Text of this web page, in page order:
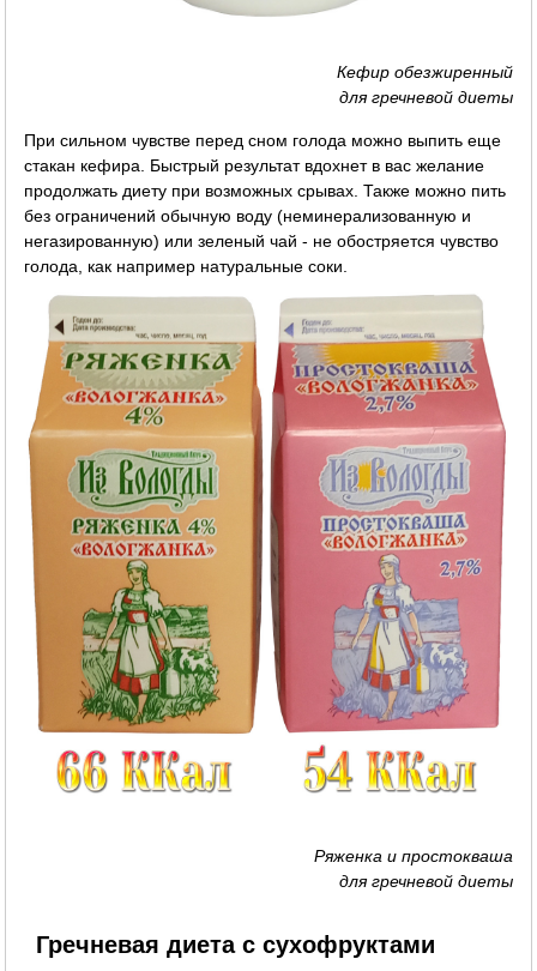
Кефир обезжиренный
для гречневой диеты
При сильном чувстве перед сном голода можно выпить еще
стакан кефира. Быстрый результат вдохнет в вас желание
продолжать диету при возможных срывах. Также можно пить
без ограничений обычную воду (неминерализованную и
негазированную) или зеленый чай - не обостряется чувство
голода, как например натуральные соки.
Ряженка и простокваша
для гречневой диеты
Гречневая диета с сухофруктами